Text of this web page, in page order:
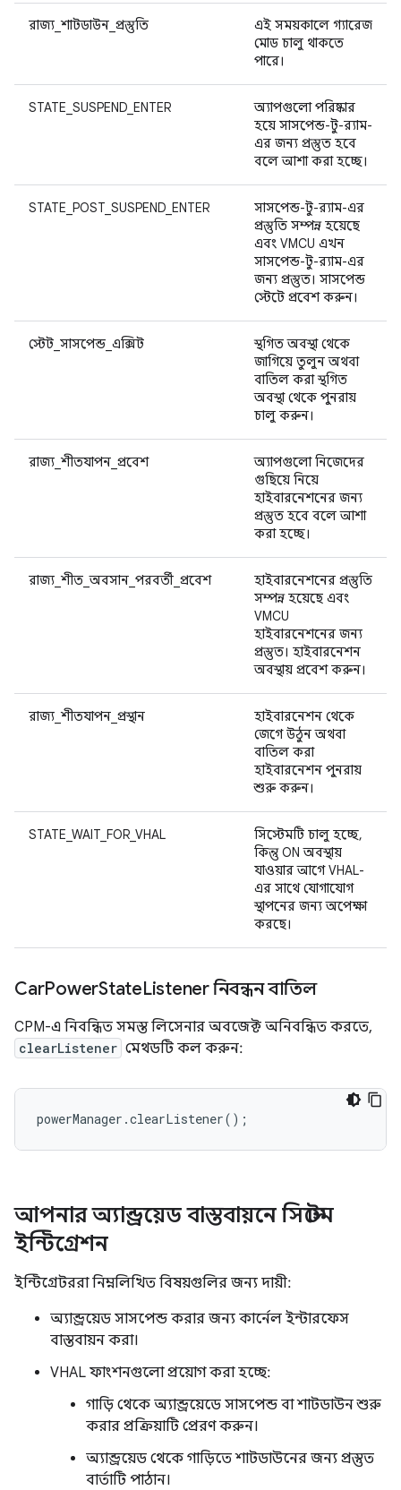
রাজ্য_শাটডাউন_প্রস্তুতি
এই সময়কালে গ্যারেজ
মোড চালু থাকতে
পারে।
STATE_SUSPEND_ENTER
অ্যাপগুলো পরিষ্কার
হয়ে সাসপেন্ড-টু-র‍্যাম-
এর জন্য প্রস্তুত হবে
বলে আশা করা হচ্ছে।
STATE_POST_SUSPEND_ENTER
সাসপেন্ড-টু-র‍্যাম-এর
প্রস্তুতি সম্পন্ন হয়েছে
এবং VMCU এখন
সাসপেন্ড-টু-র‍্যাম-এর
জন্য প্রস্তুত। সাসপেন্ড
স্টেটে প্রবেশ করুন।
স্টেট_সাসপেন্ড_এক্সিট
স্থগিত অবস্থা থেকে
জাগিয়ে তুলুন অথবা
বাতিল করা স্থগিত
অবস্থা থেকে পুনরায়
চালু করুন।
রাজ্য_শীতযাপন_প্রবেশ
অ্যাপগুলো নিজেদের
গুছিয়ে নিয়ে
হাইবারনেশনের জন্য
প্রস্তুত হবে বলে আশা
করা হচ্ছে।
রাজ্য_শীত_অবসান_পরবর্তী_প্রবেশ
হাইবারনেশনের প্রস্তুতি
সম্পন্ন হয়েছে এবং
VMCU
হাইবারনেশনের জন্য
প্রস্তুত। হাইবারনেশন
অবস্থায় প্রবেশ করুন।
রাজ্য_শীতযাপন_প্রস্থান
হাইবারনেশন থেকে
জেগে উঠুন অথবা
বাতিল করা
হাইবারনেশন পুনরায়
শুরু করুন।
STATE_WAIT_FOR_VHAL
সিস্টেমটি চালু হচ্ছে,
কিন্তু ON অবস্থায়
যাওয়ার আগে VHAL-
এর সাথে যোগাযোগ
স্থাপনের জন্য অপেক্ষা
করছে।
CarPowerStateListener নিবন্ধন বাতিল
CPM-এ নিবন্ধিত সমস্ত লিসেনার অবজেক্ট অনিবন্ধিত করতে,
clearListener মেথডটি কল করুন:
powerManager.clearListener();
আপনার অ্যান্ড্রয়েড বাস্তবায়নে সিস্টেম
ইন্টিগ্রেশন
ইন্টিগ্রেটররা নিম্নলিখিত বিষয়গুলির জন্য দায়ী:
অ্যান্ড্রয়েড সাসপেন্ড করার জন্য কার্নেল ইন্টারফেস
বাস্তবায়ন করা।
VHAL ফাংশনগুলো প্রয়োগ করা হচ্ছে:
গাড়ি থেকে অ্যান্ড্রয়েডে সাসপেন্ড বা শাটডাউন শুরু
করার প্রক্রিয়াটি প্রেরণ করুন।
অ্যান্ড্রয়েড থেকে গাড়িতে শাটডাউনের জন্য প্রস্তুত
বার্তাটি পাঠান।